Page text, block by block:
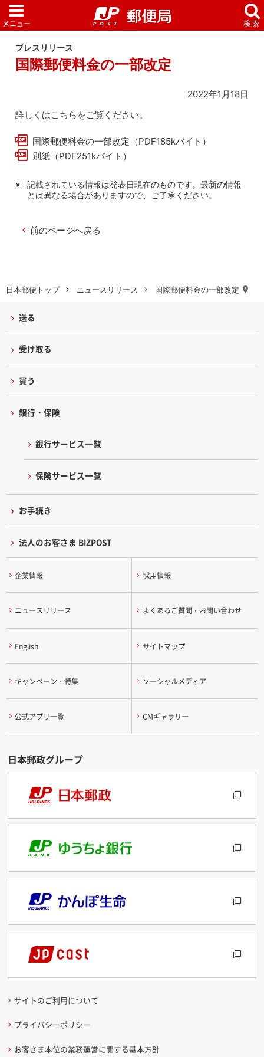
日本郵便トップ ニュースリリース 国際郵便料金の一部改定
プレスリリース
国際郵便料金の一部改定
2022年1月18日
詳しくはこちらをご覧ください。
国際郵便料金の一部改定（PDF185kバイト）
別紙（PDF251kバイト）
記載されている情報は発表日現在のものです。最新の情報
とは異なる場合がありますので、ご了承ください。
前のページへ戻る
送る
受け取る
買う
銀行・保険
銀行サービス一覧
保険サービス一覧
お手続き
法人のお客さま BIZPOST
企業情報 採用情報
ニュースリリース よくあるご質問・お問い合わせ
English サイトマップ
キャンペーン・特集 ソーシャルメディア
公式アプリ一覧 CMギャラリー
サイトのご利用について
プライバシーポリシー
お客さま本位の業務運営に関する基本方針